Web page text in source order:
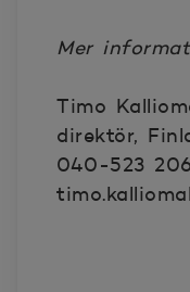
Mer
Timo
direktör,
040-523